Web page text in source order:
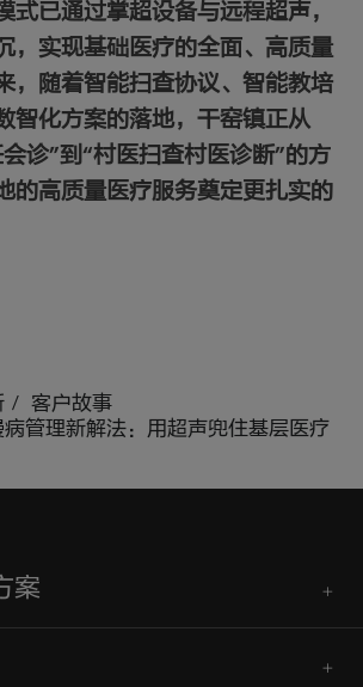
式已通过掌超设备与远程超声，
，实现基础医疗的全面、高质量
，随着智能扫查协议、智能教培
智化方案的落地，干窑镇正从
诊”到“村医扫查村医诊断”的方
的高质量医疗服务奠定更扎实的
客户故事
管理新解法：用超声兜住基层医疗
案